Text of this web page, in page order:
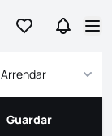
Ir para osIr para
Arrendar
Guardar
Guardar